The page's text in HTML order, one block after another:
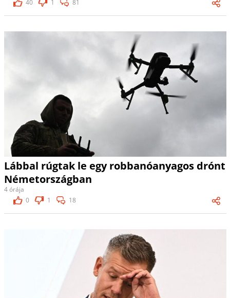
40 1 81
Lábbal rúgtak le egy robbanóanyagos drónt
Németországban
4 órája
0
1 18